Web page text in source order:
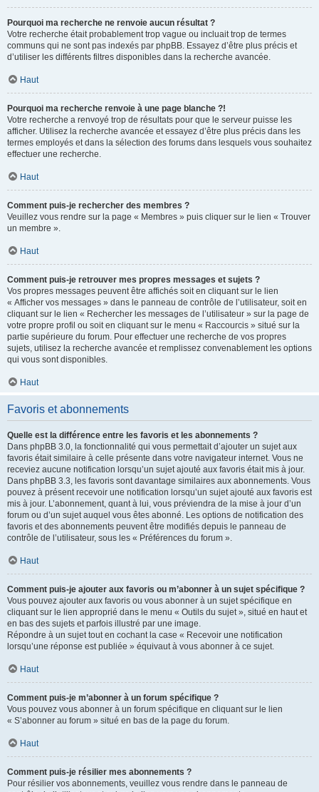
Pourquoi ma recherche ne renvoie aucun résultat ?
Votre recherche était probablement trop vague ou incluait trop de termes
communs qui ne sont pas indexés par phpBB. Essayez d’être plus précis et
d’utiliser les différents filtres disponibles dans la recherche avancée.
Haut
Pourquoi ma recherche renvoie à une page blanche ?!
Votre recherche a renvoyé trop de résultats pour que le serveur puisse les
afficher. Utilisez la recherche avancée et essayez d’être plus précis dans les
termes employés et dans la sélection des forums dans lesquels vous souhaitez
effectuer une recherche.
Haut
Comment puis-je rechercher des membres ?
Veuillez vous rendre sur la page « Membres » puis cliquer sur le lien « Trouver
un membre ».
Haut
Comment puis-je retrouver mes propres messages et sujets ?
Vos propres messages peuvent être affichés soit en cliquant sur le lien
« Afficher vos messages » dans le panneau de contrôle de l’utilisateur, soit en
cliquant sur le lien « Rechercher les messages de l’utilisateur » sur la page de
votre propre profil ou soit en cliquant sur le menu « Raccourcis » situé sur la
partie supérieure du forum. Pour effectuer une recherche de vos propres
sujets, utilisez la recherche avancée et remplissez convenablement les options
qui vous sont disponibles.
Haut
Favoris et abonnements
Quelle est la différence entre les favoris et les abonnements ?
Dans phpBB 3.0, la fonctionnalité qui vous permettait d’ajouter un sujet aux
favoris était similaire à celle présente dans votre navigateur internet. Vous ne
receviez aucune notification lorsqu’un sujet ajouté aux favoris était mis à jour.
Dans phpBB 3.3, les favoris sont davantage similaires aux abonnements. Vous
pouvez à présent recevoir une notification lorsqu’un sujet ajouté aux favoris est
mis à jour. L’abonnement, quant à lui, vous préviendra de la mise à jour d’un
forum ou d’un sujet auquel vous êtes abonné. Les options de notification des
favoris et des abonnements peuvent être modifiés depuis le panneau de
contrôle de l’utilisateur, sous les « Préférences du forum ».
Haut
Comment puis-je ajouter aux favoris ou m’abonner à un sujet spécifique ?
Vous pouvez ajouter aux favoris ou vous abonner à un sujet spécifique en
cliquant sur le lien approprié dans le menu « Outils du sujet », situé en haut et
en bas des sujets et parfois illustré par une image.
Répondre à un sujet tout en cochant la case « Recevoir une notification
lorsqu’une réponse est publiée » équivaut à vous abonner à ce sujet.
Haut
Comment puis-je m’abonner à un forum spécifique ?
Vous pouvez vous abonner à un forum spécifique en cliquant sur le lien
« S’abonner au forum » situé en bas de la page du forum.
Haut
Comment puis-je résilier mes abonnements ?
Pour résilier vos abonnements, veuillez vous rendre dans le panneau de